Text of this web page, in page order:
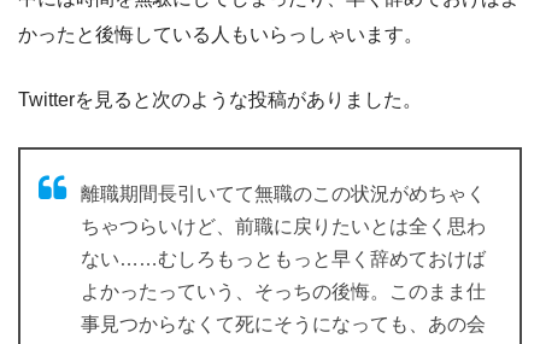
かったと後悔している人もいらっしゃいます。
Twitterを見ると次のような投稿がありました。
離職期間長引いてて無職のこの状況がめちゃく
ちゃつらいけど、前職に戻りたいとは全く思わ
ない……むしろもっともっと早く辞めておけば
よかったっていう、そっちの後悔。このまま仕
事見つからなくて死にそうになっても、あの会